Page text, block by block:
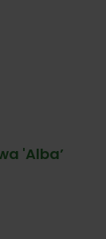
'Alba’